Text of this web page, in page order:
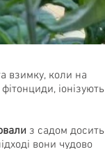
взимку, коли на
іонізують
з садом досить
вони чудово